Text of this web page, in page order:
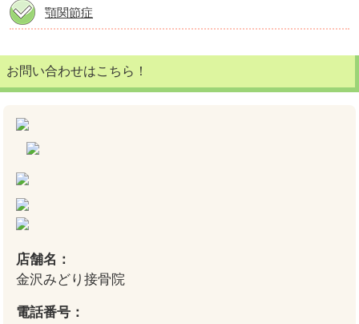
顎関節症
お問い合わせはこちら！
店舗名：
金沢みどり接骨院
電話番号：